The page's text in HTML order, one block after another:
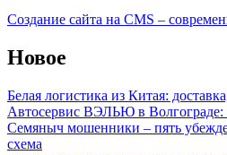
Создание сайта на CMS –
Новое
Белая логистика из Китая:
Автосервис ВЭЛЬЮ в Волгограде:
Семяныч мошенники – пять
схема